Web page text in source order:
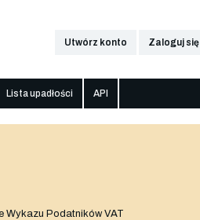
Utwórz konto Zaloguj się
Lista upadłości API
Wykazu Podatników VAT